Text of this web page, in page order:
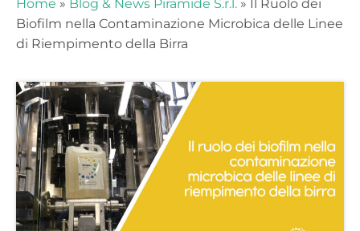
Rimani sempre aggiornato e non
perderti le nostre news e i nostri
Home » Blog & News Piramide S.r.l. » Il Ruolo dei
Biofilm nella Contaminazione Microbica delle Linee
di Riempimento della Birra